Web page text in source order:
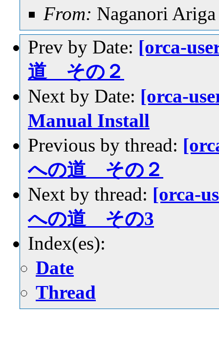
From: Naganori Ariga
Prev by Date: [orca-
道 その２
Next by Date: [orca-
Manual Install
Previous by thread:
への道 その２
Next by thread: [orca-
への道 その3
Index(es):
Date
Thread